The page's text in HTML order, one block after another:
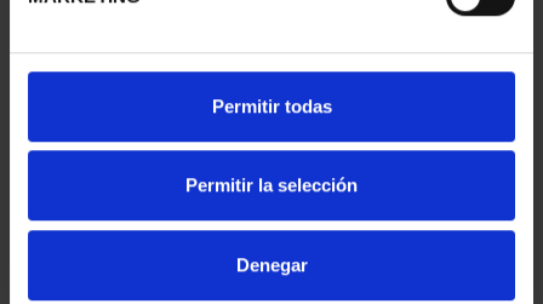
Permitir todas
Permitir la selección
Denegar